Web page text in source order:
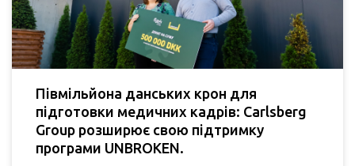
Півмільйона данських крон для
підготовки медичних кадрів: Carlsberg
Group розширює свою підтримку
програми UNBROKEN.